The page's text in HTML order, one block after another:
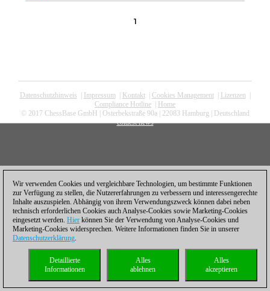
1
Datenschutzhinweis Impressum| Kontakt| Cookies Management| Lizenzen
Compliance Hotline
Home
© 2017 ChessBase GmbH | Osterbekstraße 90a | 22083 Hamburg | Deutschland
coldest news
Wir verwenden Cookies und vergleichbare Technologien, um bestimmte Funktionen
zur Verfügung zu stellen, die Nutzererfahrungen zu verbessern und interessengerechte
Inhalte auszuspielen. Abhängig von ihrem Verwendungszweck können dabei neben
technisch erforderlichen Cookies auch Analyse-Cookies sowie Marketing-Cookies
eingesetzt werden. Hier können Sie der Verwendung von Analyse-Cookies und
Marketing-Cookies widersprechen. Weitere Informationen finden Sie in unserer
Datenschutzerklärung.
Alles
akzeptieren
Alles
ablehnen
Detaillierte
Informationen